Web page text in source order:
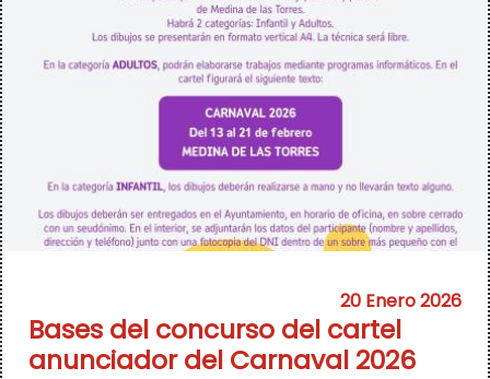
20 Enero 2026
Bases del concurso del cartel
anunciador del Carnaval 2026